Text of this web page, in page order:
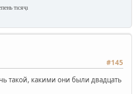
тıсяҷı
#145
такой, какими они были двадцать